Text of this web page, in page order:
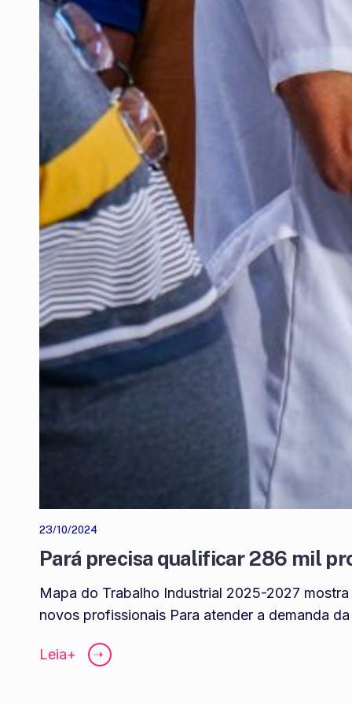
23/10/2024
Pará precisa qualificar 286 mil
Mapa do Trabalho Industrial 2025-2027
novos profissionais Para atender a demanda
Leia+ ➝